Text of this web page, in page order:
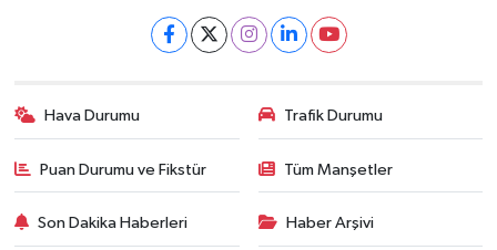
Hava Durumu Trafik Durumu
Puan Durumu ve Fikstür Tüm Manşetler
Son Dakika Haberleri Haber Arşivi